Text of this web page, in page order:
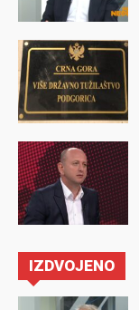
IZDVOJENO